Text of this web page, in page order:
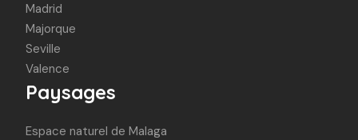
Madrid
Majorque
Seville
Valence
Paysages
Espace naturel de Malaga